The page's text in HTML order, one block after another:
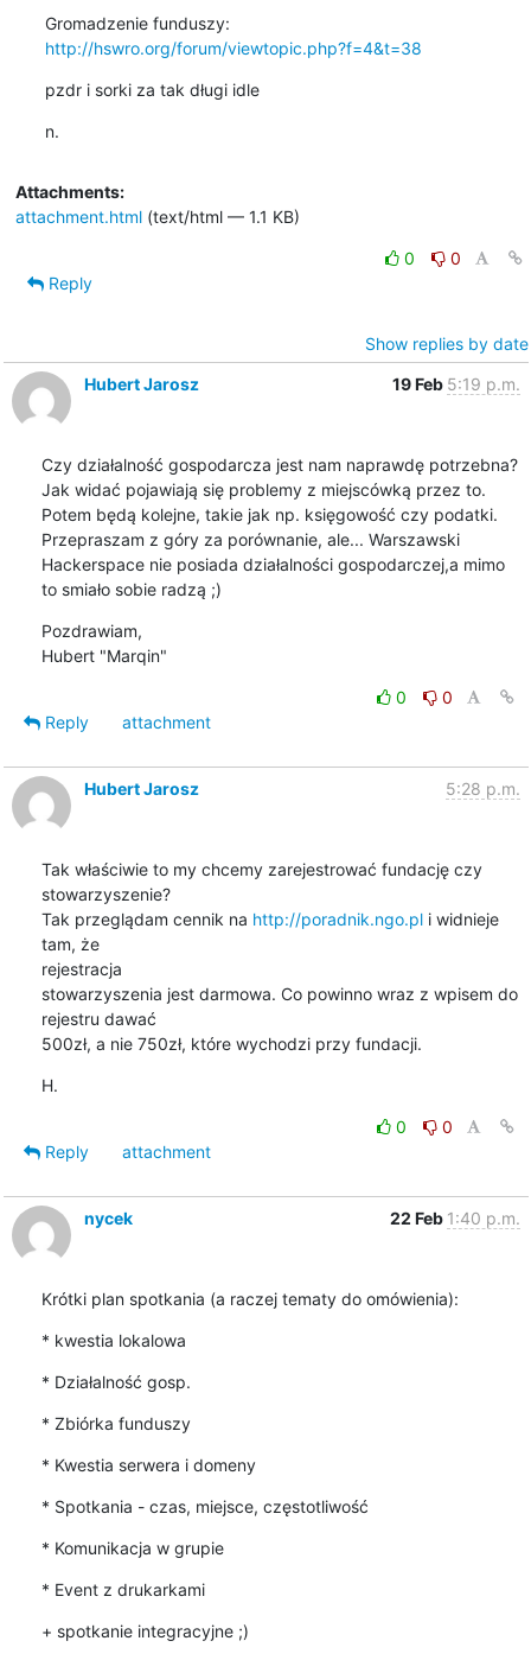
http://hswro.org/forum/viewtopic.php?f=4&t=38
pzdr i sorki za tak długi idle
n.
Attachments:
attachment.html(text/html — 1.1 KB)
0
0
Reply
Show replies by date
Hubert Jarosz
19 Feb 5:19 p.m.
Czy działalność gospodarcza jest nam naprawdę potrzebna?
Jak widać pojawiają się problemy z miejscówką przez to.
Potem będą kolejne, takie jak np. księgowość czy podatki.
Przepraszam z góry za porównanie, ale... Warszawski
Hackerspace nie posiada działalności gospodarczej,a mimo
to smiało sobie radzą ;)
Pozdrawiam,
Hubert "Marqin"
0
0
Reply
attachment
Hubert Jarosz 5:28 p.m.
Tak właściwie to my chcemy zarejestrować fundację czy
stowarzyszenie?
Tak przeglądam cennik na http://poradnik.ngo.pl i widnieje
tam, że
rejestracja
stowarzyszenia jest darmowa. Co powinno wraz z wpisem do
rejestru dawać
500zł, a nie 750zł, które wychodzi przy fundacji.
H.
0
0
Reply
attachment
nycek 22 Feb 1:40 p.m.
Krótki plan spotkania (a raczej tematy do omówienia):
* kwestia lokalowa
* Działalność gosp.
* Zbiórka funduszy
* Kwestia serwera i domeny
* Spotkania - czas, miejsce, częstotliwość
* Komunikacja w grupie
* Event z drukarkami
+ spotkanie integracyjne ;)